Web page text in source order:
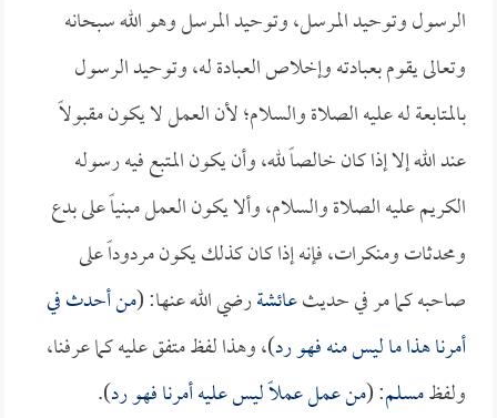
الرسول وتوحيد المرسل، وتوحيد المرسل وهو الله سبحانه
وتعالى يقوم بعبادته وإخلاص العبادة له، وتوحيد الرسول
بالمتابعة له عليه الصلاة والسلام؛ لأن العمل لا يكون مقبولاً
عند الله إلا إذا كان خالصاً لله، وأن يكون المتبع فيه رسوله
الكريم عليه الصلاة والسلام، وألا يكون العمل مبنياً على بدع
ومحدثات ومنكرات، فإنه إذا كان كذلك يكون مردوداً على
صاحبه كما مر في حديثعائشةرضي الله عنها: (من أحدث في
أمرنا هذا ما ليس منه فهو رد)، وهذا لفظ متفق عليه كما عرفنا،
ولفظمسلم: (من عمل عملاً ليس عليه أمرنا فهو رد).